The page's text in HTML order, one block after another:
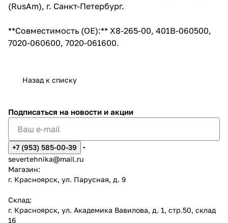
(RusAm), г. Санкт-Петербург.
**Совместимость (OE):** X8-265-00, 401B-060500,
7020-060600, 7020-061600.
Назад к списку
Подписаться на новости и акции
+7 (953) 585-00-39
severtehnika@mail.ru
Магазин:
г. Красноярск, ул. Парусная, д. 9
Склад:
г. Красноярск, ул. Академика Вавилова, д. 1, стр.50, склад
16